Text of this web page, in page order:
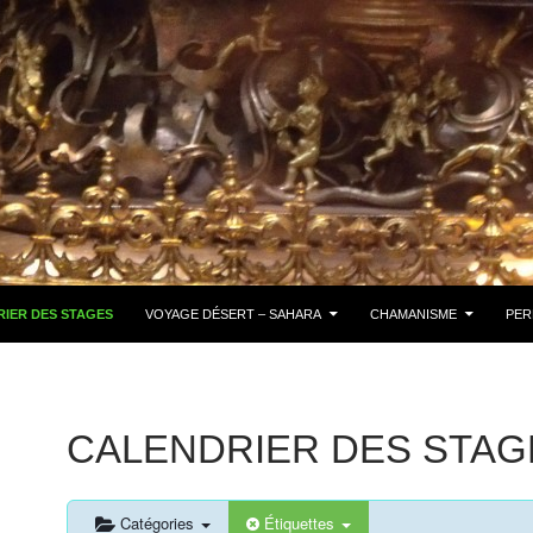
DES STAGES VOYAGE DÉSERT – SAHARA CHAMANISME
CALENDRIER DES
Catégories Étiquettes